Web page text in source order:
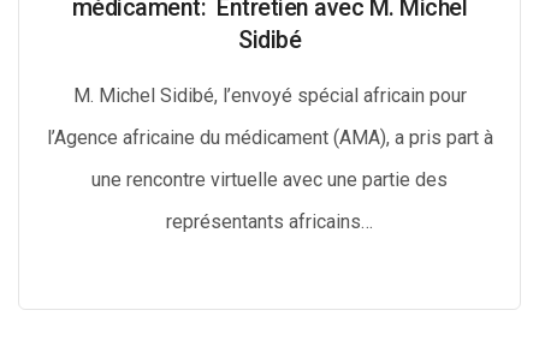
médicament: Entretien avec M. Michel
Sidibé
M. Michel Sidibé, l’envoyé spécial africain pour
l’Agence africaine du médicament (AMA), a pris part à
une rencontre virtuelle avec une partie des
représentants africains…